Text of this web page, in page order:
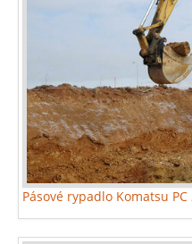
Pásové rypadlo Komatsu